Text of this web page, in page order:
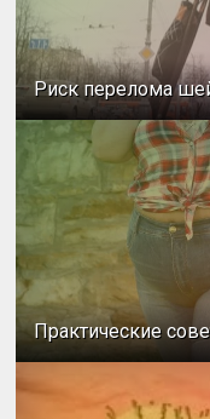
Риск перелома
Практические